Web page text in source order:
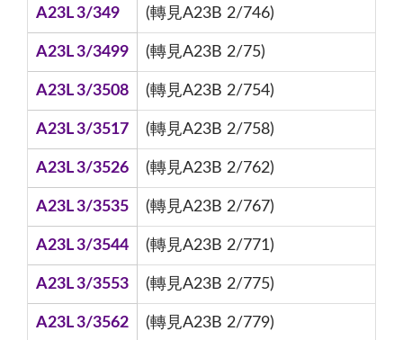
A23L 3/349 (轉見A23B 2/746)
A23L 3/3499 (轉見A23B 2/75)
A23L 3/3508 (轉見A23B 2/754)
A23L 3/3517 (轉見A23B 2/758)
A23L 3/3526 (轉見A23B 2/762)
A23L 3/3535 (轉見A23B 2/767)
A23L 3/3544 (轉見A23B 2/771)
A23L 3/3553 (轉見A23B 2/775)
A23L 3/3562 (轉見A23B 2/779)